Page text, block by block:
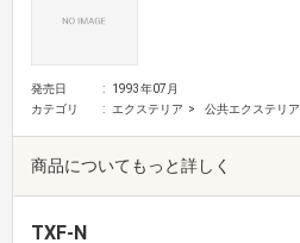
発売日
1993年07月
カテゴリ
エクステリア 公共エクステリア
商品についてもっと詳しく
TXF-N